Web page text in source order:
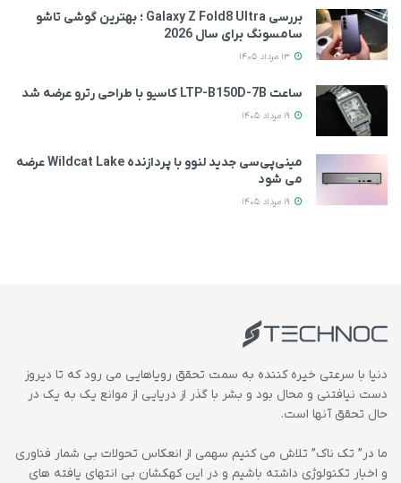
بررسی Galaxy Z Fold8 Ultra ؛ بهترین گوشی تاشو
سامسونگ برای سال 2026
ساعت LTP-B150D-7B کاسیو با طراحی رترو عرضه شد
مینی‌پی‌سی جدید لنوو با پردازنده Wildcat Lake عرضه
می‌ شود
دنیا با سرعتی خیره کننده به سمت تحقق رویاهایی می رود که تا دیروز
دست نیافتنی و محال بود و بشر با گذر از دریایی از موانع یک به یک در
حال تحقق آنها است.
ما در” تک ناک” تلاش می کنیم سهمی از انعکاس تحولات بی شمار فناوری
و اخبار تکنولوژی داشته باشیم و در این کهکشان بی انتهای یافته های